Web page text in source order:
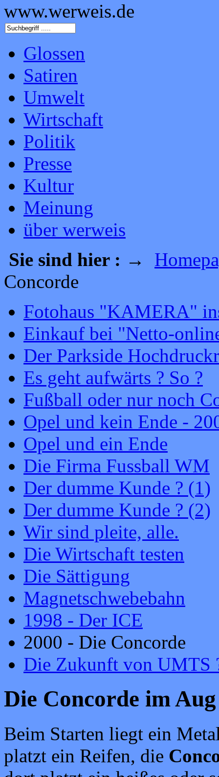
www.werweis.de
Glossen
Satiren
Umwelt
Wirtschaft
Politik
Presse
Kultur
Meinung
über werweis
Sie sind hier : →
Concorde
Fotohaus "KAMERA"
Einkauf bei "Netto-
Der Parkside
Es geht aufwärts ? So ?
Fußball oder nur noch
Opel und kein Ende -
Opel und ein Ende
Die Firma Fussball WM
Der dumme Kunde ? (1)
Der dumme Kunde ? (2)
Wir sind pleite, alle.
Die Wirtschaft testen
Die Sättigung
Magnetschwebebahn
1998 - Der ICE
2000 - Die Concorde
Die Zukunft von UMTS
Die Concorde im
Beim Starten liegt ein
platzt ein Reifen, die